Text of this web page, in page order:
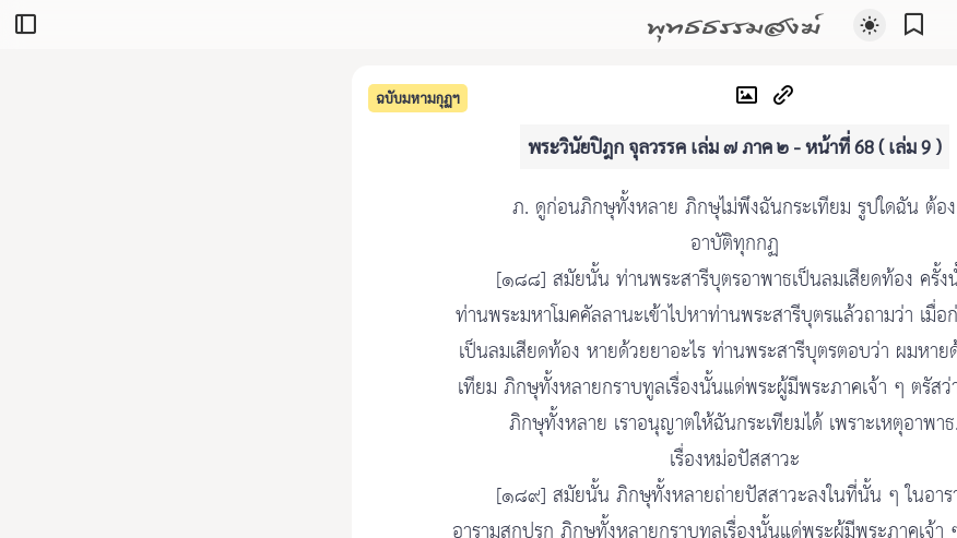
พุทธธรรมสงฆ์
ฉบับมหามกุฏฯ
พระวินัยปิฎก จุลวรรค เล่ม ๗ ภาค ๒ - หน้าที่ 68 ( เล่ม 9 )
ภ. ดูก่อนภิกษุทั้งหลาย ภิกษุไม่พึงฉันกระเทียม รูปใดฉัน ต้อง
อาบัติทุกกฏ
[๑๘๘] สมัยนั้น ท่านพระสารีบุตรอาพาธเป็นลมเสียดท้อง ครั้ง
ท่านพระมหาโมคคัลลานะเข้าไปหาท่านพระสารีบุตรแล้วถามว่า เมื่
เป็นลมเสียดท้อง หายด้วยยาอะไร ท่านพระสารีบุตรตอบว่า ผมหาย
เทียม ภิกษุทั้งหลายกราบทูลเรื่องนั้นแด่พระผู้มีพระภาคเจ้า ๆ ตรัส
ภิกษุทั้งหลาย เราอนุญาตให้ฉันกระเทียมได้ เพราะเหตุอาพาธ.
เรื่องหม่อปัสสาวะ
[๑๘๙] สมัยนั้น ภิกษุทั้งหลายถ่ายปัสสาวะลงในที่นั้น ๆ ในอาร